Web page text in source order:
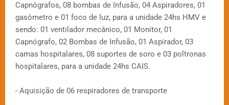
Capnógrafos, 08 bombas de Infusão, 04 Aspiradores, 01
gasômetro e 01 foco de luz, para a unidade 24hs HMV e
sendo: 01 ventilador mecânico, 01 Monitor, 01
Capnógrafo, 02 Bombas de Infusão, 01 Aspirador, 03
camas hospitalares, 08 suportes de soro e 03 poltronas
hospitalares, para a unidade 24hs CAIS.
- Aquisição de 06 respiradores de transporte